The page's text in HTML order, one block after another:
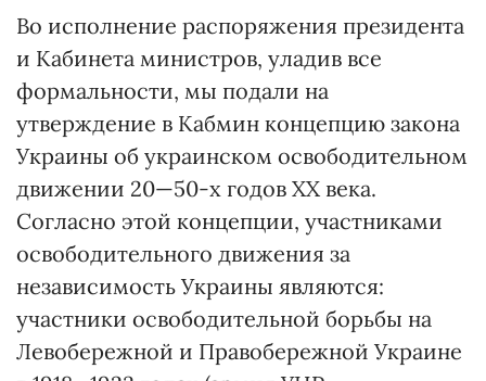
Во исполнение распоряжения президента
и Кабинета министров, уладив все
формальности, мы подали на
утверждение в Кабмин концепцию закона
Украины об украинском освободительном
движении 20—50-х годов ХХ века.
Согласно этой концепции, участниками
освободительного движения за
независимость Украины являются:
участники освободительной борьбы на
Левобережной и Правобережной Украине